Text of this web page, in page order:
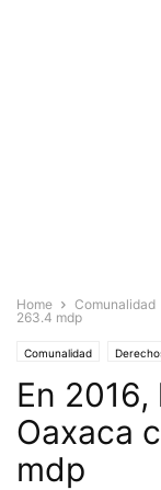
Home Comunalidad
263.4 mdp
Comunalidad
En
Oaxaca
mdp